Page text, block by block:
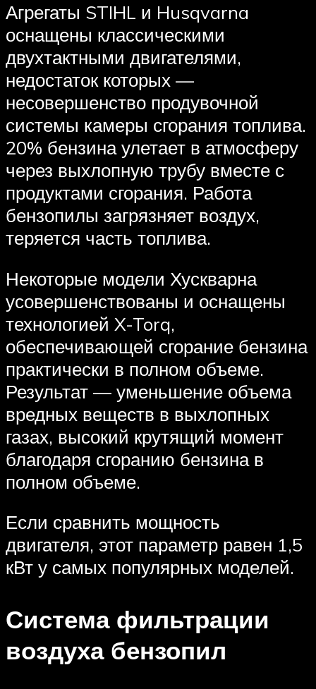
Агрегаты STIHL и Husqvarna
оснащены классическими
двухтактными двигателями,
недостаток которых —
несовершенство продувочной
системы камеры сгорания топлива.
20% бензина улетает в атмосферу
через выхлопную трубу вместе с
продуктами сгорания. Работа
бензопилы загрязняет воздух,
теряется часть топлива.
Некоторые модели Хускварна
усовершенствованы и оснащены
технологией X-Torq,
обеспечивающей сгорание бензина
практически в полном объеме.
Результат — уменьшение объема
вредных веществ в выхлопных
газах, высокий крутящий момент
благодаря сгоранию бензина в
полном объеме.
Если сравнить мощность
двигателя, этот параметр равен 1,5
кВт у самых популярных моделей.
Система фильтрации
воздуха бензопил